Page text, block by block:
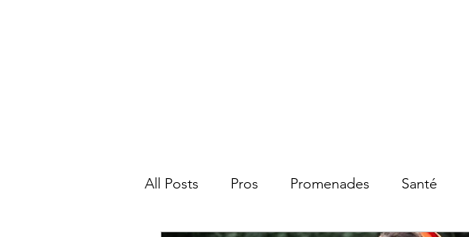
All Posts Pros Promenades Santé